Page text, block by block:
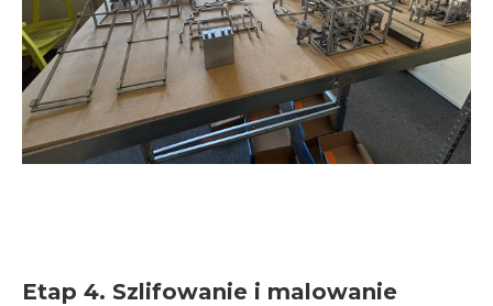
Etap 4. Szlifowanie i malowanie